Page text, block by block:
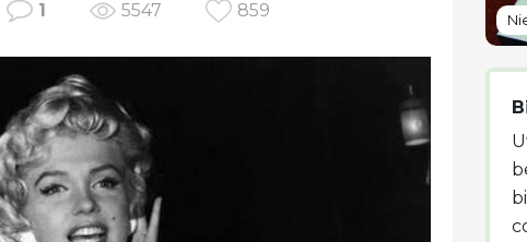
1 5547 859